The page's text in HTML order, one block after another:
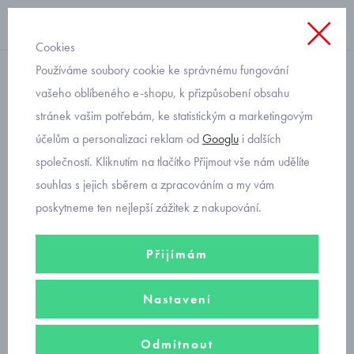
barevné
chlapecké kraťasy šedé
Nukutavake Mayoral 242-
63
Cookies
Používáme soubory cookie ke správnému fungování
vašeho oblíbeného e-shopu, k přizpůsobení obsahu
stránek vašim potřebám, ke statistickým a marketingovým
účelům a personalizaci reklam odGooglu i dalších
společností. Kliknutím na tlačítko Přijmout vše nám udělíte
souhlas s jejich sběrem a zpracováním a my vám
poskytneme ten nejlepší zážitek z nakupování.
Přijímám
Nastavení
Odmítnout